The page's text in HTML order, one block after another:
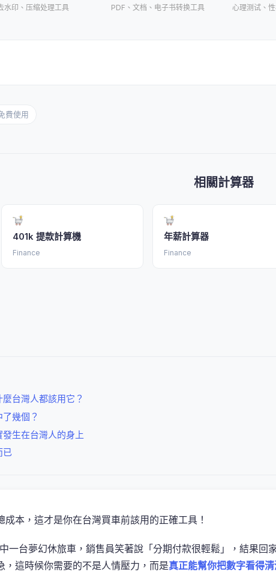
水印、压缩处理工具 PDF、文档、电子书转换工具 心理测试、
費使用
相關計算器
401k 提款計算機
Finance
年薪計算器
Finance
台灣人都該用它？
幾個？
生在台灣人的身上
已
成本，這才是你在台灣買車前該用的正確工具！
一台夢幻休旅車，銷售員笑著說「分期付款很輕鬆」，結果
，這時候你需要的不是人情壓力，而是真正能幫你把數字看得